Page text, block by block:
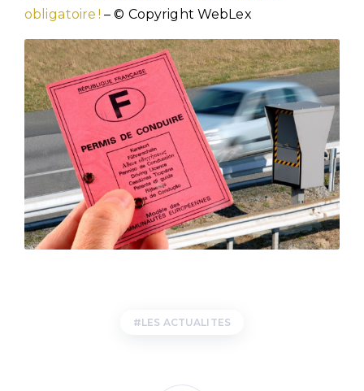
obligatoire ! – © Copyright WebLex
LES ACTUALITES